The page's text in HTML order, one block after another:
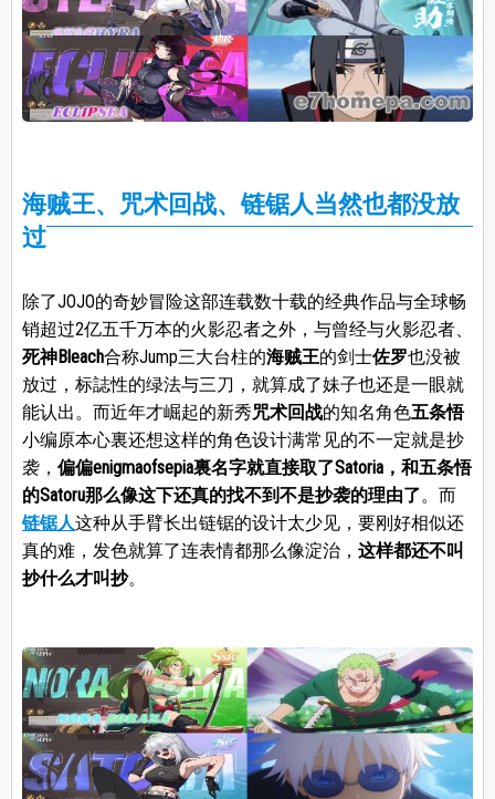
海贼王、咒术回战、链锯人当然也都没放
过
除了JOJO的奇妙冒险这部连载数十载的经典作品与全球畅
销超过2亿五千万本的火影忍者之外，与曾经与火影忍者、
死神Bleach合称Jump三大台柱的海贼王的剑士佐罗也没被
放过，标誌性的绿法与三刀，就算成了妹子也还是一眼就
能认出。而近年才崛起的新秀咒术回战的知名角色五条悟
小编原本心裏还想这样的角色设计满常见的不一定就是抄
袭， 偏偏enigmaofsepia裏名字就直接取了Satoria，和五条悟
的Satoru那么像这下还真的找不到不是抄袭的理由了。而
链锯人这种从手臂长出链锯的设计太少见，要刚好相似还
真的难，发色就算了连表情都那么像淀治， 这样都还不叫
抄什么才叫抄。